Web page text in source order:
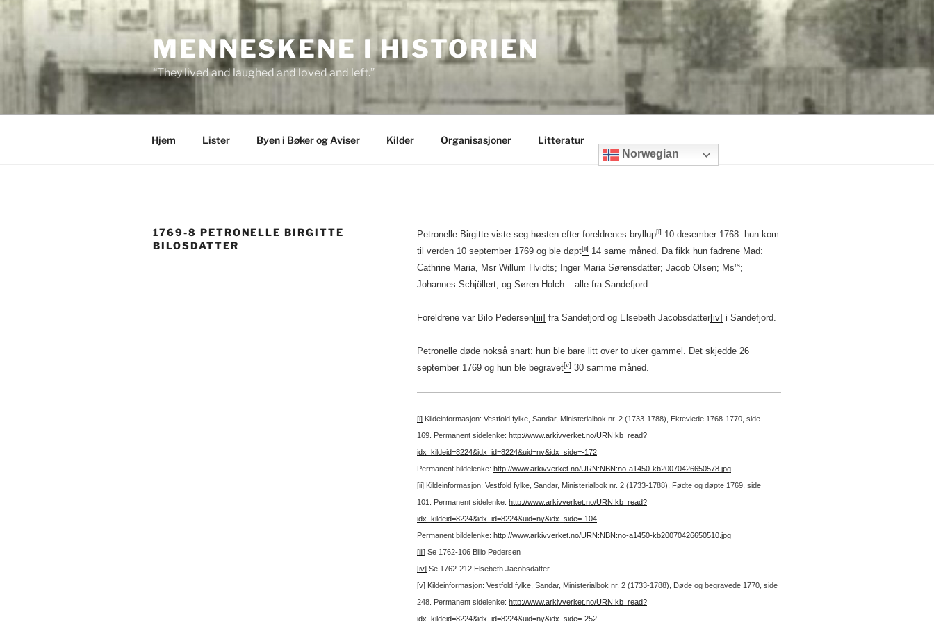
content
MENNESKENE I HISTORIEN
“They lived and laughed and loved and left.”
Hjem Lister Byen i Bøker og Aviser Kilder Organisasjoner
Litteratur
Norwegian
1769-8 PETRONELLE BIRGITTE
BILOSDATTER
Petronelle Birgitte viste seg høsten efter foreldrenes bryllup[i] 10 desember 1768: hun kom
til verden 10 september 1769 og ble døpt[ii] 14 same måned. Da fikk hun fadrene Mad:
Cathrine Maria, Msr Willum Hvidts; Inger Maria Sørensdatter; Jacob Olsen; Msrs;
Johannes Schjöllert; og Søren Holch – alle fra Sandefjord.
Foreldrene var Bilo Pedersen[iii] fra Sandefjord og Elsebeth Jacobsdatter[iv] i Sandefjord.
Petronelle døde nokså snart: hun ble bare litt over to uker gammel. Det skjedde 26
september 1769 og hun ble begravet[v] 30 samme måned.
[i]Kildeinformasjon: Vestfold fylke, Sandar, Ministerialbok nr. 2 (1733-1788), Ekteviede 1768-1770, side
169. Permanent sidelenke: http://www.arkivverket.no/URN:kb_read?
idx_kildeid=8224&idx_id=8224&uid=ny&idx_side=-172
Permanent bildelenke: http://www.arkivverket.no/URN:NBN:no-a1450-kb20070426650578.jpg
[ii]Kildeinformasjon: Vestfold fylke, Sandar, Ministerialbok nr. 2 (1733-1788), Fødte og døpte 1769, side
101.
Permanent sidelenke: http://www.arkivverket.no/URN:kb_read?
idx_kildeid=8224&idx_id=8224&uid=ny&idx_side=-104
Permanent bildelenke: http://www.arkivverket.no/URN:NBN:no-a1450-kb20070426650510.jpg
[iii]Se 1762-106 Billo Pedersen
[iv]Se 1762-212 Elsebeth Jacobsdatter
[v]Kildeinformasjon: Vestfold fylke, Sandar, Ministerialbok nr. 2 (1733-1788), Døde og begravede 1770, side
248. Permanent sidelenke: http://www.arkivverket.no/URN:kb_read?
idx_kildeid=8224&idx_id=8224&uid=ny&idx_side=-252